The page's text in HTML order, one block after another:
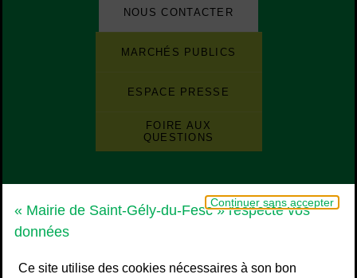
Continuer sans accepter
« Mairie de Saint-Gély-du-Fesc » respecte vos
données
Ce site utilise des cookies nécessaires à son bon
NOUS CONTACTER
MARCHÉS PUBLICS
ESPACE PRESSE
FOIRE AUX
QUESTIONS
Grand Pic Saint-Loup - Communauté